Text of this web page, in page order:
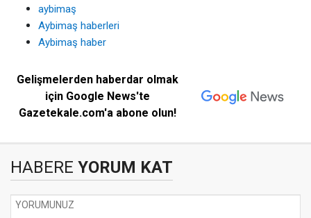
aybimaş
Aybimaş haberleri
Aybimaş haber
Gelişmelerden haberdar olmak
için Google News'te
Gazetekale.com'a abone olun!
HABERE YORUM KAT